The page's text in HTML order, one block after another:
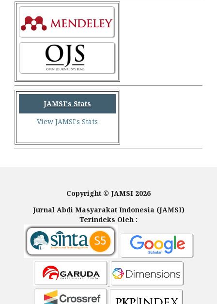
JAMSI's Stats
View JAMSI's Stats
Copyright © JAMSI 2026
Jurnal Abdi Masyarakat Indonesia (JAMSI)
Terindeks Oleh :